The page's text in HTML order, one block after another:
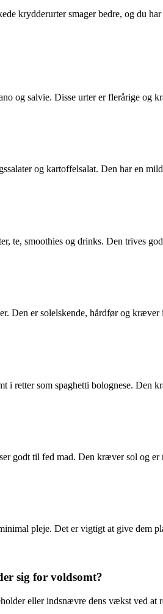
krydderurter smager bedre, og du
og salvie. Disse urter er flerårige og
og kartoffelsalat. Den har en
te, smoothies og drinks. Den trives
Den er solelskende, hårdfør og
i retter som spaghetti bolognese. Den
godt til fed mad. Den kræver sol og
pleje. Det er vigtigt at give dem
sig for voldsomt?
eller indsnævre dens vækst ved at